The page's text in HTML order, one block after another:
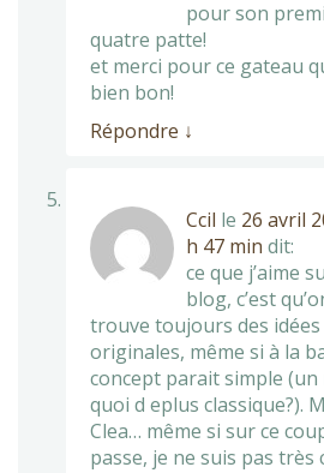
pour son
quatre patte!
et merci pour ce gateau
bien bon!
Répondre ↓
Ccil le 26 avril
h 47 min dit:
ce que j’aime
blog, c’est
trouve toujours des idées
originales, même si à la
concept parait simple (un
quoi d eplus classique?).
Clea… même si sur ce
passe, je ne suis pas très